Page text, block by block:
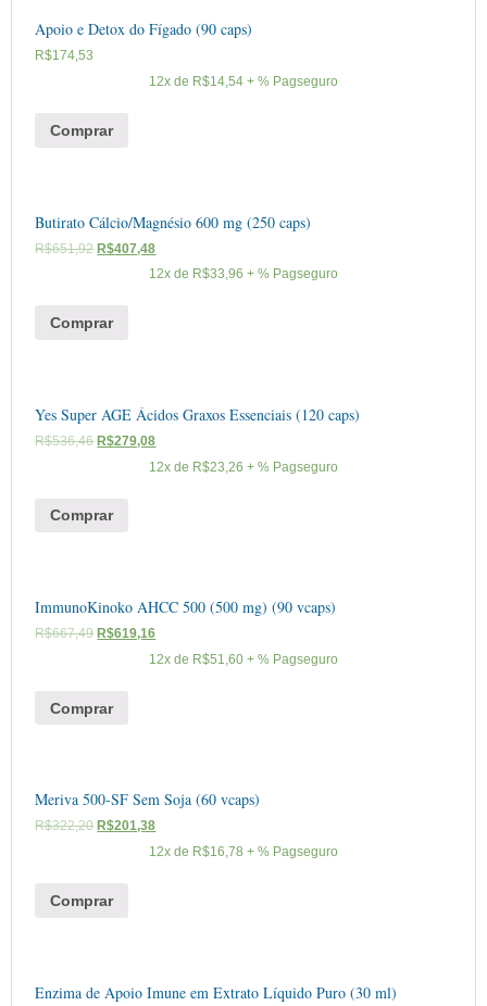
Apoio e Detox do Fígado (90 caps)
R$174,53
12x de R$14,54 + % Pagseguro
Comprar
Butirato Cálcio/Magnésio 600 mg (250 caps)
R$651,92 R$407,48
12x de R$33,96 + % Pagseguro
Comprar
Yes Super AGE Ácidos Graxos Essenciais (120 caps)
R$536,46 R$279,08
12x de R$23,26 + % Pagseguro
Comprar
ImmunoKinoko AHCC 500 (500 mg) (90 vcaps)
R$667,49 R$619,16
12x de R$51,60 + % Pagseguro
Comprar
Meriva 500-SF Sem Soja (60 vcaps)
R$322,20 R$201,38
12x de R$16,78 + % Pagseguro
Comprar
Enzima de Apoio Imune em Extrato Líquido Puro (30 ml)